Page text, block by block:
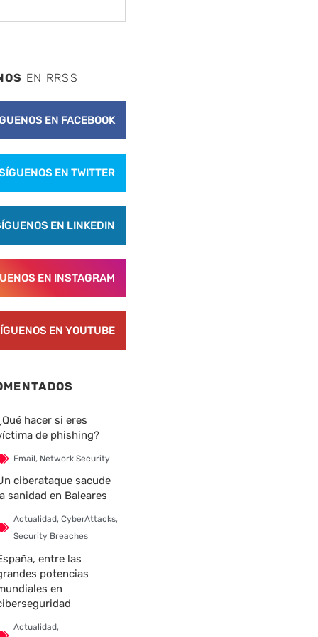
EN RRSS
EN FACEBOOK
EN TWITTER
EN LINKEDIN
EN INSTAGRAM
EN YOUTUBE
hacer si eres
de phishing?
Email, Network Security
ciberataque sacude
sanidad en Baleares
Actualidad, CyberAttacks,
Security Breaches
entre las
potencias
en
Actualidad,